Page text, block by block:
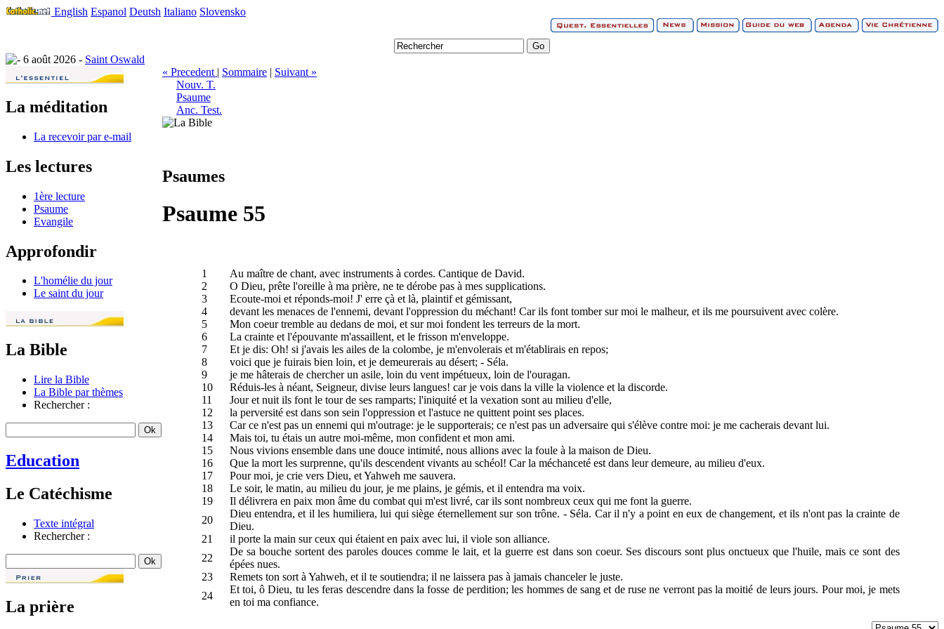
English Espanol Deutsh Italiano Slovensko
6 août 2026 - Saint Oswald
La méditation
La recevoir par e-mail
Les lectures
1ère lecture
Psaume
Evangile
Approfondir
L'homélie du jour
Le saint du jour
La Bible
Lire la Bible
La Bible par thèmes
Rechercher :
Education
Le Catéchisme
Texte intégral
Rechercher :
La prière
« Precedent | Sommaire | Suivant »
Nouv. T.
Psaume
Anc. Test.
Psaumes
Psaume 55
1
Au maître de chant, avec instruments à cordes. Cantique de David.
2
O Dieu, prête l'oreille à ma prière, ne te dérobe pas à mes supplications.
3
Ecoute-moi et réponds-moi! J' erre çà et là, plaintif et gémissant,
4
devant les menaces de l'ennemi, devant l'oppression du méchant! Car ils font tomber sur moi le malheur, et ils me poursuivent avec colère.
5
Mon coeur tremble au dedans de moi, et sur moi fondent les terreurs de la mort.
6
La crainte et l'épouvante m'assaillent, et le frisson m'enveloppe.
7
Et je dis: Oh! si j'avais les ailes de la colombe, je m'envolerais et m'établirais en repos;
8
voici que je fuirais bien loin, et je demeurerais au désert; - Séla.
9
je me hâterais de chercher un asile, loin du vent impétueux, loin de l'ouragan.
10
Réduis-les à néant, Seigneur, divise leurs langues! car je vois dans la ville la violence et la discorde.
11
Jour et nuit ils font le tour de ses ramparts; l'iniquité et la vexation sont au milieu d'elle,
12
la perversité est dans son sein l'oppression et l'astuce ne quittent point ses places.
13
Car ce n'est pas un ennemi qui m'outrage: je le supporterais; ce n'est pas un adversaire qui s'élève contre moi: je me cacherais devant lui.
14
Mais toi, tu étais un autre moi-même, mon confident et mon ami.
15
Nous vivions ensemble dans une douce intimité, nous allions avec la foule à la maison de Dieu.
16
Que la mort les surprenne, qu'ils descendent vivants au schéol! Car la méchanceté est dans leur demeure, au milieu d'eux.
17
Pour moi, je crie vers Dieu, et Yahweh me sauvera.
18
Le soir, le matin, au milieu du jour, je me plains, je gémis, et il entendra ma voix.
19
Il délivrera en paix mon âme du combat qui m'est livré, car ils sont nombreux ceux qui me font la guerre.
20
Dieu entendra, et il les humiliera, lui qui siège éternellement sur son trône. - Séla. Car il n'y a point en eux de changement, et ils n'ont pas la crainte de
Dieu.
21
il porte la main sur ceux qui étaient en paix avec lui, il viole son alliance.
22
De sa bouche sortent des paroles douces comme le lait, et la guerre est dans son coeur. Ses discours sont plus onctueux que l'huile, mais ce sont des
épées nues.
23
Remets ton sort à Yahweh, et il te soutiendra; il ne laissera pas à jamais chanceler le juste.
24
Et toi, ô Dieu, tu les feras descendre dans la fosse de perdition; les hommes de sang et de ruse ne verront pas la moitié de leurs jours. Pour moi, je mets
en toi ma confiance.